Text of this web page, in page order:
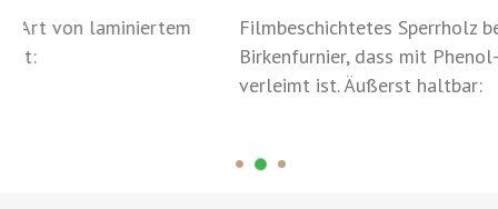
Filmbeschichtetes Sperrholz besteht aus 100%
Birkenfurnier, dass mit Phenol-Formaldehyd-Leim
verleimt ist. Äußerst haltbar: